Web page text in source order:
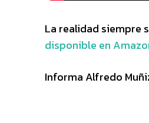
La realidad siempre
disponible en
Informa Alfredo